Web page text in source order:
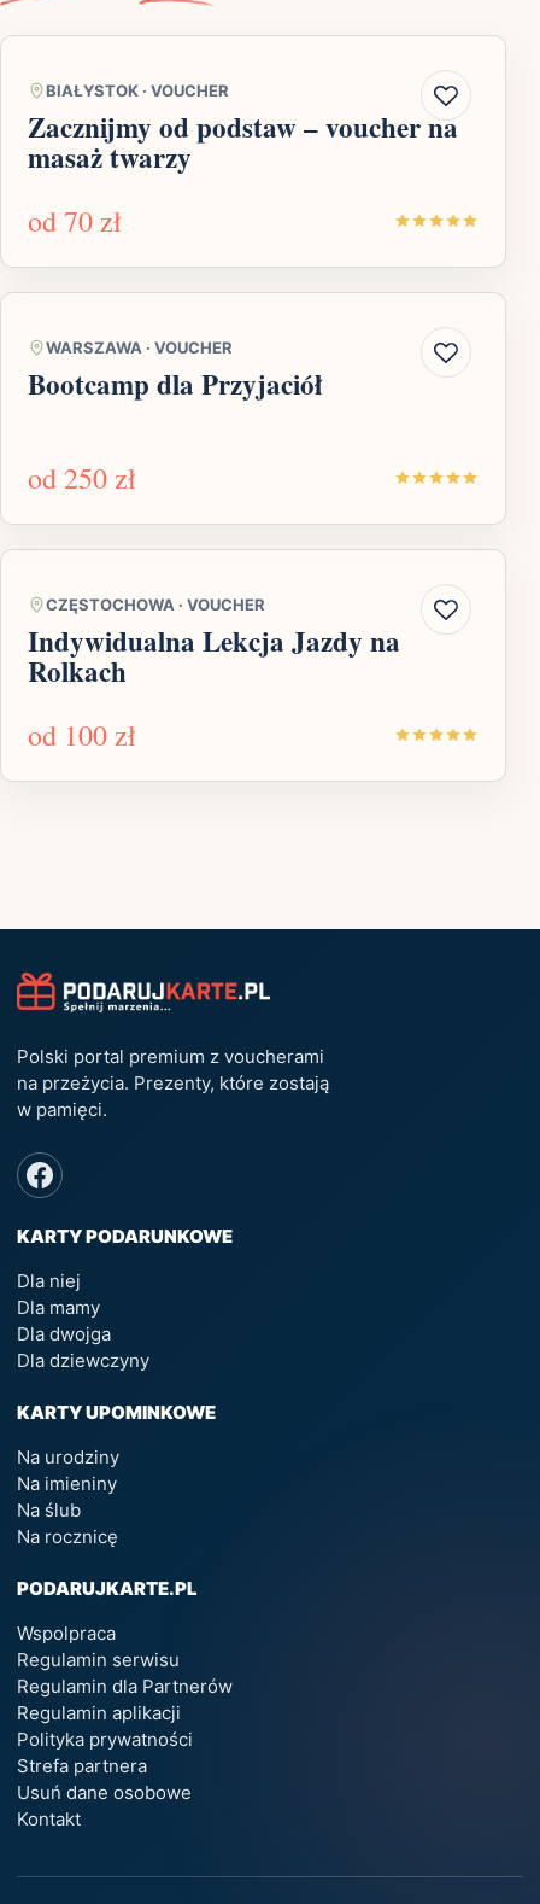
BIAŁYSTOK · VOUCHER
Zacznijmy od podstaw – voucher na
masaż twarzy
od70 zł
WARSZAWA · VOUCHER
Bootcamp dla Przyjaciół
od 250 zł
CZĘSTOCHOWA · VOUCHER
Indywidualna Lekcja Jazdy na
Rolkach
od 100 zł
Polski portal premium z voucherami
na przeżycia. Prezenty, które zostają
w pamięci.
KARTY PODARUNKOWE
Dla niej
Dla mamy
Dla dwojga
Dla dziewczyny
KARTY UPOMINKOWE
Na urodziny
Na imieniny
Na ślub
Na rocznicę
PODARUJKARTE.PL
Wspolpraca
Regulamin serwisu
Regulamin dla Partnerów
Regulamin aplikacji
Polityka prywatności
Strefa partnera
Usuń dane osobowe
Kontakt